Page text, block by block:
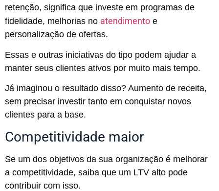
retenção, significa que investe em programas de
fidelidade, melhorias no atendimento e
personalização de ofertas.
Essas e outras iniciativas do tipo podem ajudar a
manter seus clientes ativos por muito mais tempo.
Já imaginou o resultado disso? Aumento de receita,
sem precisar investir tanto em conquistar novos
clientes para a base.
Competitividade maior
Se um dos objetivos da sua organização é melhorar
a competitividade, saiba que um LTV alto pode
contribuir com isso.